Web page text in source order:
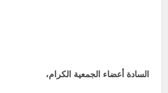
السادة أعضاء الجمعية الكرام،